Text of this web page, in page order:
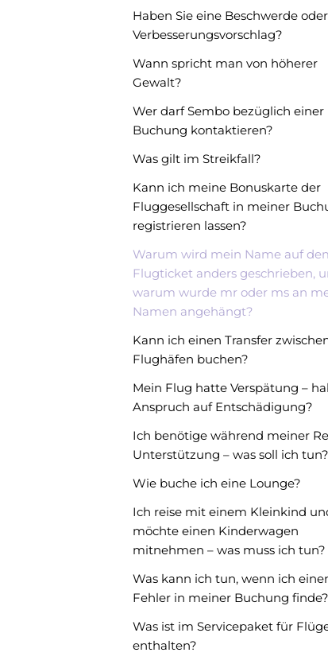
Haben Sie eine Beschwerde
Verbesserungsvorschlag?
Wann spricht man von höherer
Gewalt?
Wer darf Sembo bezüglich einer
Buchung kontaktieren?
Was gilt im Streikfall?
Kann ich meine Bonuskarte der
Fluggesellschaft in meiner
registrieren lassen?
Warum wird mein Name auf
Flugticket anders geschrieben,
warum wurde mr oder ms an
Namen angehängt?
Kann ich einen Transfer
Flughäfen buchen?
Mein Flug hatte Verspätung –
Anspruch auf Entschädigung?
Ich benötige während meiner
Unterstützung – was soll ich tun?
Wie buche ich eine Lounge?
Ich reise mit einem Kleinkind
möchte einen Kinderwagen
mitnehmen – was muss ich tun?
Was kann ich tun, wenn ich
Fehler in meiner Buchung finde?
Was ist im Servicepaket für
enthalten?